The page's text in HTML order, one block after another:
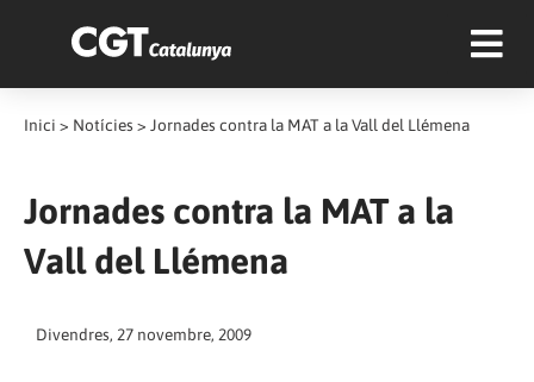
Inici > Notícies > Jornades contra la MAT a la Vall del Llémena
Jornades contra la MAT a la
Vall del Llémena
Divendres, 27 novembre, 2009